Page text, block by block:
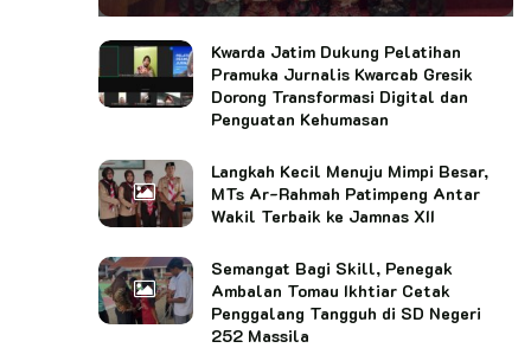
Kwarda Jatim Dukung Pelatihan
Pramuka Jurnalis Kwarcab Gresik
Dorong Transformasi Digital dan
Penguatan Kehumasan
Langkah Kecil Menuju Mimpi Besar,
MTs Ar-Rahmah Patimpeng Antar
Wakil Terbaik ke Jamnas XII
Semangat Bagi Skill, Penegak
Ambalan Tomau Ikhtiar Cetak
Penggalang Tangguh di SD Negeri
252 Massila